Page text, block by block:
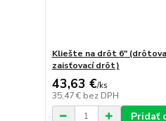
Kliešte na drôt 6"
zaisťovací drôt)
43,63 €/ks
35,47 € bez DPH
Pridať